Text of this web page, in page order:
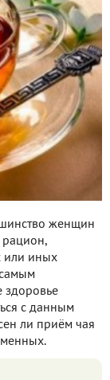
женщин
рацион,
или иных
здоровье
с данным
ли приём чая